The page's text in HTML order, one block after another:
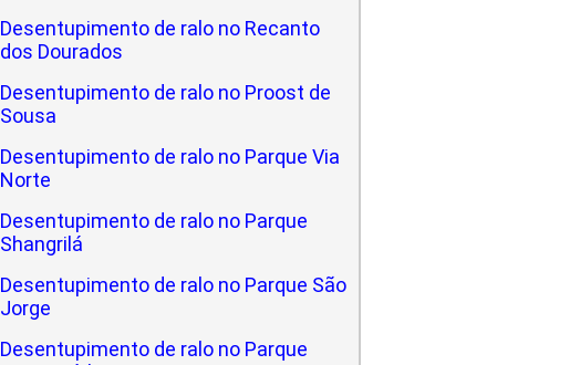
Desentupimento de ralo no Recanto
dos Dourados
Desentupimento de ralo no Proost de
Sousa
Desentupimento de ralo no Parque Via
Norte
Desentupimento de ralo no Parque
Shangrilá
Desentupimento de ralo no Parque São
Jorge
Desentupimento de ralo no Parque